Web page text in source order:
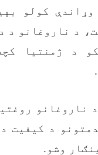
کولو
د ناروغانو د
د ژمنتیا
.
ناروغانو
د کیفیت
وشو .